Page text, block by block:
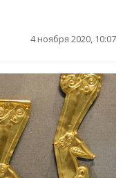
4 ноября 2020, 10:07